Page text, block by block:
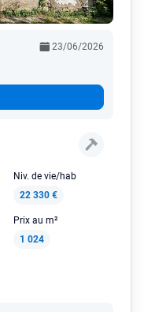
23/06/2026
Niv. de vie/hab
22 330 €
Prix au m²
1 024